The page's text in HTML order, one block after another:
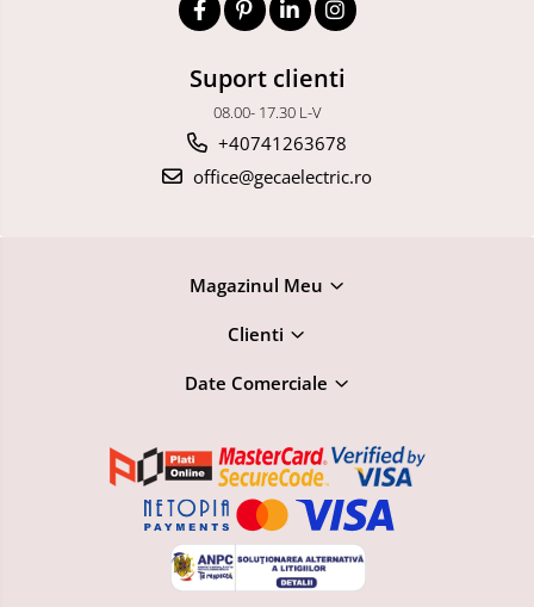
Suport clienti
08.00- 17.30 L-V
+40741263678
office@gecaelectric.ro
Magazinul Meu
Clienti
Date Comerciale